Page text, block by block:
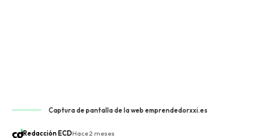
Captura de pantalla de la web emprendedorxxi.es
Redacción ECDHace 2 meses